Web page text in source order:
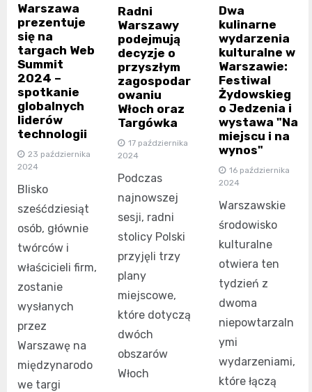
Warszawa
prezentuje
się na
targach Web
Summit
2024 –
spotkanie
globalnych
liderów
technologii
23 października
2024
Blisko
sześćdziesiąt
osób, głównie
twórców i
właścicieli firm,
zostanie
wysłanych
przez
Warszawę na
międzynarodo
we targi
Radni
Warszawy
podejmują
decyzje o
przyszłym
zagospodar
owaniu
Włoch oraz
Targówka
17 października
2024
Podczas
najnowszej
sesji, radni
stolicy Polski
przyjęli trzy
plany
miejscowe,
które dotyczą
dwóch
obszarów
Włoch
Dwa
kulinarne
wydarzenia
kulturalne w
Warszawie:
Festiwal
Żydowskieg
o Jedzenia i
wystawa "Na
miejscu i na
wynos"
16 października
2024
Warszawskie
środowisko
kulturalne
otwiera ten
tydzień z
dwoma
niepowtarzaln
ymi
wydarzeniami,
które łączą